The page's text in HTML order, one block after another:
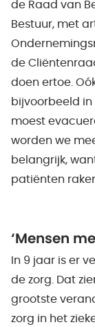
de Raad van
Bestuur, met
de
doen ertoe.
bijvoorbeeld
moest
worden we
belangrijk,
patiënten
‘Mensen
In 9 jaar is er
de zorg. Dat
grootste
zorg in het